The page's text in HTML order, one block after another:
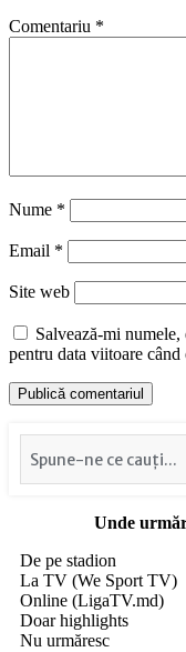
Comentariu *
Nume *
Email *
Site web
Salvează-mi
pentru data viitoare când
Unde
De pe stadion
La TV (We Sport TV)
Online (LigaTV.md)
Doar highlights
Nu urmăresc